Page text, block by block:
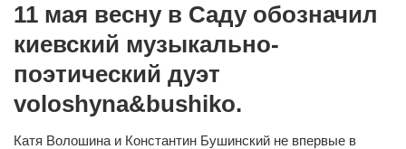
Экология
Здоровье
Здоровый образ жизни
Сам себе доктор
Активный отдых
11 мая весну в Саду обозначил
киевский музыкально-
поэтический дуэт
voloshyna&bushiko.
Катя Волошина и Константин Бушинский не впервые в